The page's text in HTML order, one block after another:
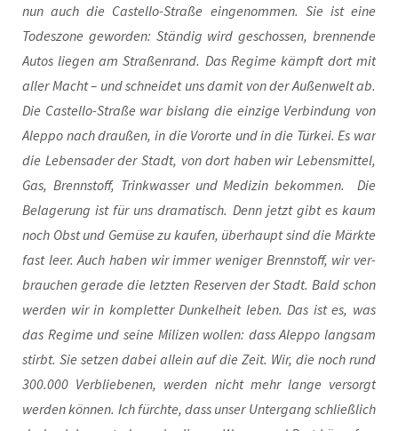
nun auch die Cas­tel­lo-Stra­ße ein­ge­nom­men. Sie ist eine
Todes­zo­ne gewor­den: Stän­dig wird geschos­sen, bren­nen­de
Autos lie­gen am Stra­ßen­rand. Das Regime kämpft dort mit
aller Macht – und schnei­det uns damit von der Außen­welt ab.
Die Cas­tel­lo-Stra­ße war bis­lang die ein­zi­ge Ver­bin­dung von
Alep­po nach drau­ßen, in die Vor­or­te und in die Tür­kei. Es war
die Lebens­ader der Stadt, von dort haben wir Lebens­mit­tel,
Gas, Brenn­stoff, Trink­was­ser und Medi­zin bekom­men. Die
Bela­ge­rung ist für uns dra­ma­tisch. Denn jetzt gibt es kaum
noch Obst und Gemü­se zu kau­fen, über­haupt sind die Märk­te
fast leer. Auch haben wir immer weni­ger Brenn­stoff, wir ver­
brau­chen gera­de die letz­ten Reser­ven der Stadt. Bald schon
wer­den wir in kom­plet­ter Dun­kel­heit leben. Das ist es, was
das Regime und sei­ne Mili­zen wol­len: dass Alep­po lang­sam
stirbt. Sie set­zen dabei allein auf die Zeit. Wir, die noch rund
300.000 Ver­blie­be­nen, wer­den nicht mehr lan­ge ver­sorgt
wer­den kön­nen. Ich fürch­te, dass unser Unter­gang schließ­lich